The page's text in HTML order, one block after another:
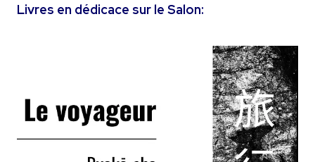
Livres en dédicace sur le Salon: